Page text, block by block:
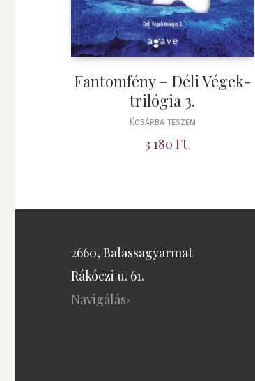
Fantomfény – Déli Végek-
trilógia 3.
Kosárba teszem
3 180 Ft
2660, Balassagyarmat
Rákóczi u. 61.
Navigálás›